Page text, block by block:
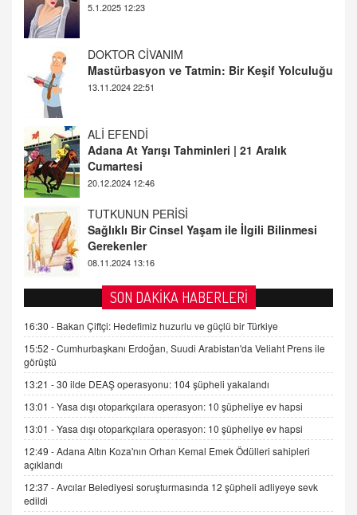
13.11.2024 22:51
ALİ EFENDİ
Adana At Yarışı Tahminleri | 21 Aralık
Cumartesi
TUTKUNUN PERİSİ
Sağlıklı Bir Cinsel Yaşam ile İlgili Bilinmesi
Gerekenler
08.11.2024 13:16
FARUK ÖNALAN
Tezkere Onaylanmasaydı…
2 Kasım 2021 Salı 00:11
AV. DOĞAN CAN DOĞAN
Kişisel verilerin korunması ve dijital hukukun
gelişimi
15.09.2025 16:17
SEHER EREK
Kış Ayları Geldi, Hangi Önlemler Alınmalı?
9.12.2025 10:11
İNCİ GÜL AKÖL
06.07.2026 13:00
SON DAKİKA HABERLERİ
16:30 - Bakan Çiftçi: Hedefimiz huzurlu ve güçlü bir Türkiye
15:52 -Cumhurbaşkanı Erdoğan, Suudi Arabistan'da Veliaht Prens ile
görüştü
13:21 -30 ilde DEAŞ operasyonu: 104 şüpheli yakalandı
13:01 -Yasa dışı otoparkçılara operasyon: 10 şüpheliye ev hapsi
13:01 -Yasa dışı otoparkçılara operasyon: 10 şüpheliye ev hapsi
12:49 -Adana Altın Koza'nın Orhan Kemal Emek Ödülleri sahipleri
açıklandı
12:37 -Avcılar Belediyesi soruşturmasında 12 şüpheli adliyeye sevk
edildi